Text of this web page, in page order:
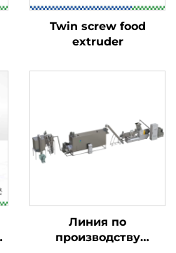
Twin screw food
extruder
Линия по
производству